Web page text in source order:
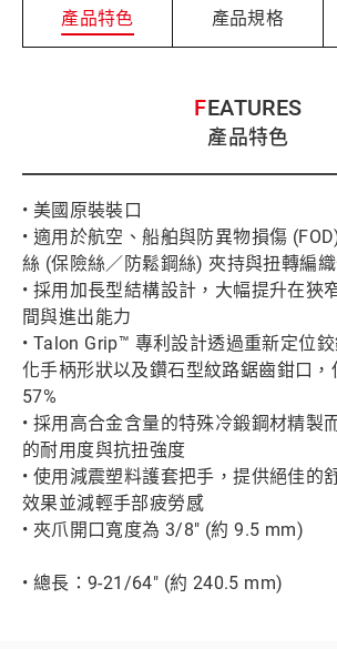
產品特色 產品規格
FEATURES
產品特色
• 美國原裝裝口
• 適用於航空、船舶與防異物損傷
絲 (保險絲／防鬆鋼絲) 夾持與扭轉編
• 採用加長型結構設計，大幅提升在狹
間與進出能力
• Talon Grip™ 專利設計透過重新定位
化手柄形狀以及鑽石型紋路鋸齒鉗口，
57%
• 採用高合金含量的特殊冷鍛鋼材精製
的耐用度與抗扭強度
• 使用減震塑料護套把手，提供絕佳的
效果並減輕手部疲勞感
• 夾爪開口寬度為 3/8" (約 9.5 mm)
• 總長：9-21/64" (約 240.5 mm)